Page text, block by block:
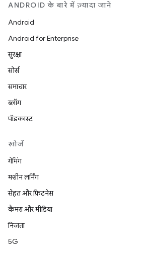
ANDROID के बारे में ज़्यादा जानें
Android
Android for Enterprise
सुरक्षा
सोर्स
समाचार
ब्लॉग
पॉडकास्ट
खोजें
गेमिंग
मशीन लर्निंग
सेहत और फ़िटनेस
कैमरा और मीडिया
निजता
5G